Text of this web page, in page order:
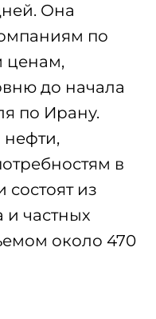
Она
по
ценам,
до начала
по Ирану.
нефти,
в
состоят из
и частных
около 470